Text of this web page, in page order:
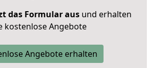
das Formular ausund erhalten
kostenlose Angebote
Angebote erhalten